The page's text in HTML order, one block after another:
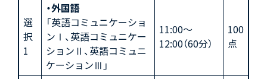
選
択
1
・外国語
「英語コミュニケーショ
ンⅠ、英語コミュニケー
ションⅡ、英語コミュニ
ケーションⅢ」
11:00～
12:00（60分）
100
点